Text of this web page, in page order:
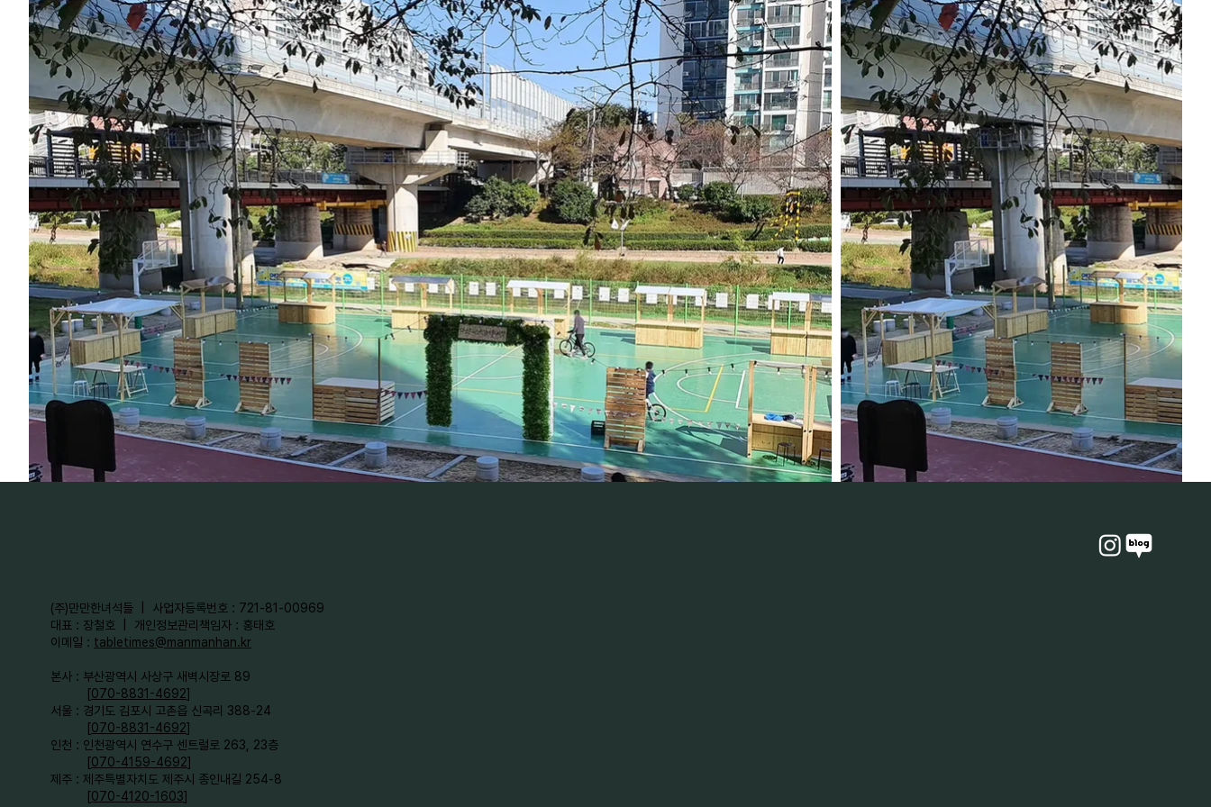
​(주)만만한녀석들 | 사업자등록번호 : 721-81-00969
대표 : 장철호 | 개인정보관리책임자 : 홍태호
이메일 : tabletimes@manmanhan.kr
본사 : 부산광역시 사상구 새벽시장로 89
[070-8831-4692]
서울 : 경기도 김포시 고촌읍 신곡리 388-24
[070-8831-4692]
인천 : 인천광역시 연수구 센트럴로 263, 23층
[070-4159-4692]​
제주 : 제주특별자치도 제주시 종인내길 254-8
[070-4120-1603]